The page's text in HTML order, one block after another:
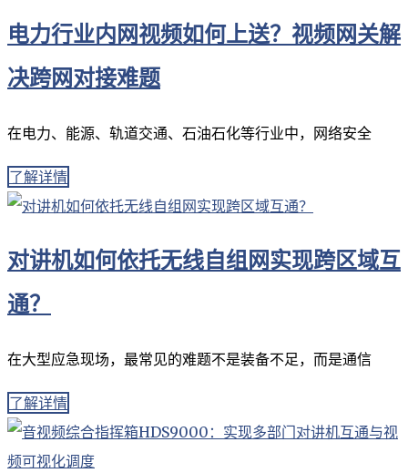
电力行业内网视频如何上送？视频网关解
决跨网对接难题
在电力、能源、轨道交通、石油石化等行业中，网络安全
了解详情
对讲机如何依托无线自组网实现跨区域互
通？
在大型应急现场，最常见的难题不是装备不足，而是通信
了解详情